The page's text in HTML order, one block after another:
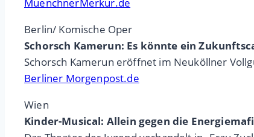
Berlin/ Komische Oper
Schorsch Kamerun: Es könnte ein
Schorsch Kamerun eröffnet im Neuköllner
Berliner Morgenpost.de
Wien
Kinder-Musical: Allein gegen die